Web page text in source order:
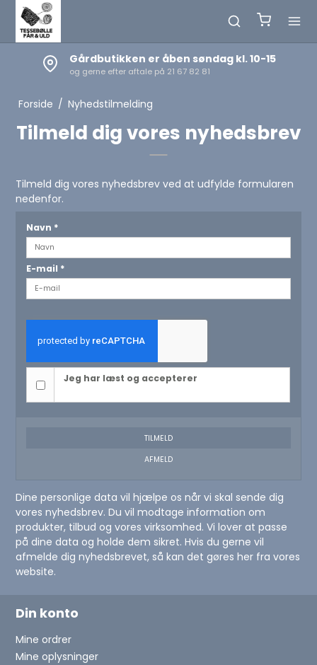
Gårdbutikken er åben søndag kl. 10-15
og gerne efter aftale på 21 67 82 81
Forside / Nyhedstilmelding
Tilmeld dig vores nyhedsbrev
Tilmeld dig vores nyhedsbrev ved at udfylde formularen
nedenfor.
Navn *
E-mail *
Jeg har læst og accepterer
TILMELD
AFMELD
Dine personlige data vil hjælpe os når vi skal sende dig
vores nyhedsbrev. Du vil modtage information om
produkter, tilbud og vores virksomhed. Vi lover at passe
på dine data og holde dem sikret. Hvis du gerne vil
afmelde dig nyhedsbrevet, så kan det gøres her fra vores
website.
Din konto
Mine ordrer
Mine oplysninger